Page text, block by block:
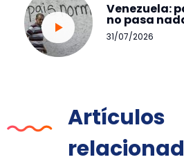
Venezuela:
no pasa
31/07/2026
Artículos